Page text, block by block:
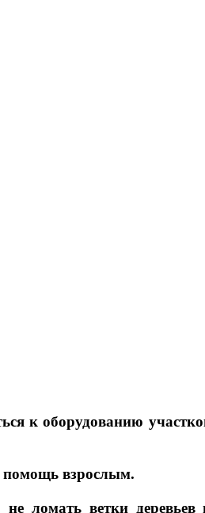
к оборудованию
помощь взрослым.
ломать ветки деревьев